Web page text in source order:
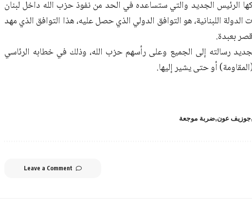
الرئيس الجديد والتي ستساعده في الحد من نفوذ حزب الله داخل لبنان
اللبنانية، هو التوافق الدولي الذي حصل عليه، هذا التوافق الذي مهد
بعبدة.
رسالته إلى الجميع وعلى رأسهم حزب الله، وذلك في خطابه الرئاسي
أو حتى يشير إليها.
جوزيف عون ضربة موجعة
Leave a Comment